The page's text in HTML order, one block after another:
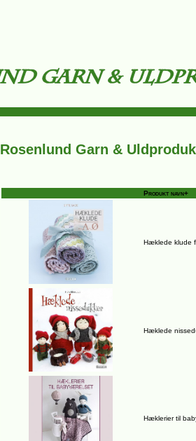
Rosenlund Garn &
Produkt navn+
Hæklede klude
Hæklede
Hæklerier til